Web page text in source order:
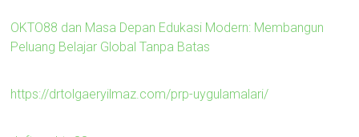
OKTO88 dan Masa Depan Edukasi Modern: Membangun
Peluang Belajar Global Tanpa Batas
https://drtolgaeryilmaz.com/prp-uygulamalari/